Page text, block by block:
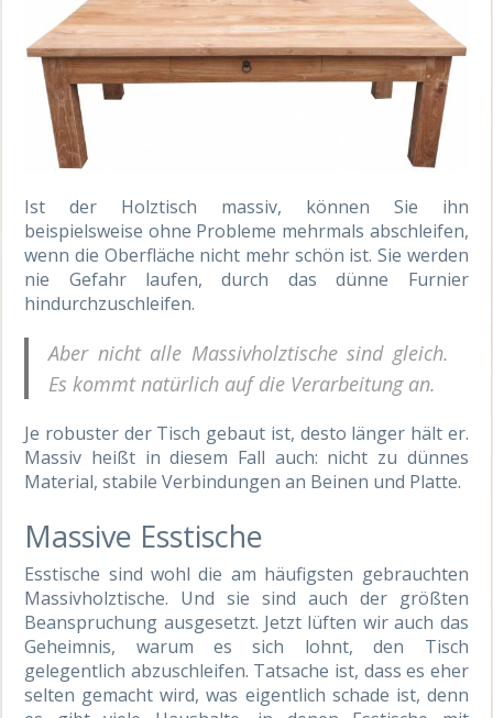
Ist der Holztisch massiv, können Sie ihn
beispielsweise ohne Probleme mehrmals abschleifen,
wenn die Oberfläche nicht mehr schön ist. Sie werden
nie Gefahr laufen, durch das dünne Furnier
hindurchzuschleifen.
Aber nicht alle Massivholztische sind gleich.
Es kommt natürlich auf die Verarbeitung an.
Je robuster der Tisch gebaut ist, desto länger hält er.
Massiv heißt in diesem Fall auch: nicht zu dünnes
Material, stabile Verbindungen an Beinen und Platte.
Massive Esstische
Esstische sind wohl die am häufigsten gebrauchten
Massivholztische. Und sie sind auch der größten
Beanspruchung ausgesetzt. Jetzt lüften wir auch das
Geheimnis, warum es sich lohnt, den Tisch
gelegentlich abzuschleifen. Tatsache ist, dass es eher
selten gemacht wird, was eigentlich schade ist, denn